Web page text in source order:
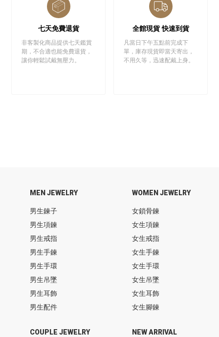
七天免費退貨
非客製化商品提供七天鑑賞
期，不合適也能免費退貨，
讓你輕鬆試戴無壓力。
全館現貨 快速到貨
凡當日下午五點前完成下
單，庫存現貨即當天寄出，
不用久等，迅速配戴上身。
MEN JEWELRY
男生鍊子
男生項鍊
男生戒指
男生手鍊
男生手環
男生吊墜
男生耳飾
男生配件
WOMEN JEWELRY
女鎖骨鍊
女生項鍊
女生戒指
女生手鍊
女生手環
女生吊墜
女生耳飾
女生腳鍊
COUPLE JEWELRY NEW ARRIVAL